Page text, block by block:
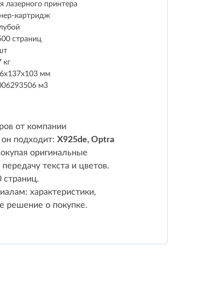
лазерного принтера
картридж
страниц
кг
мм
м3
от компании
подходит: X925de, Optra
оригинальные
текста и цветов.
страниц.
характеристики,
решение о покупке.